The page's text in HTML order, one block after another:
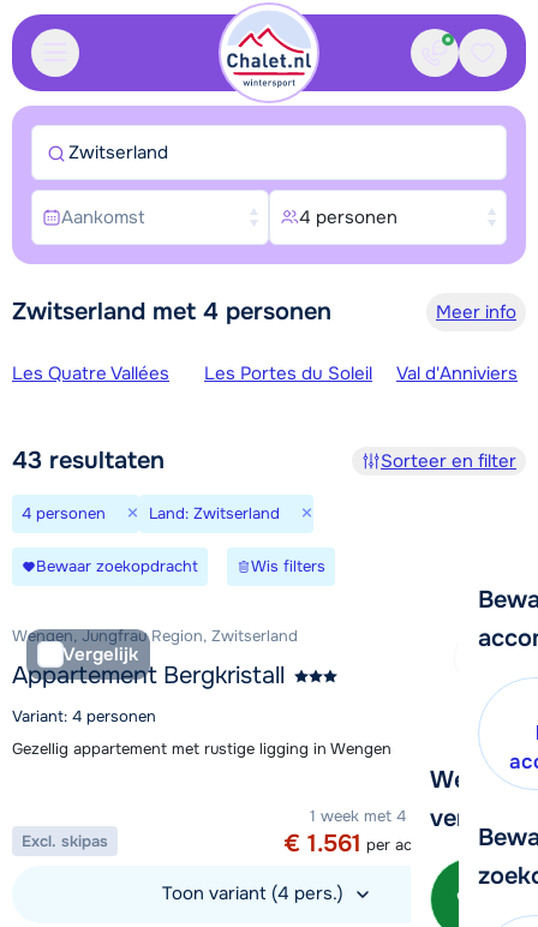
Contact
We
verder!
Bel
Zwitserland met 4 personen Meer info
Skigebieden
Les Quatre Vallées Les Portes du Soleil Val d'Anniviers
43 resultaten Sorteer en filter
4 personen × Land: Zwitserland ×
Bewaar zoekopdracht Wis filters
Vergelijk
Wengen, Jungfrau Region, Zwitserland
Appartement Bergkristall
Variant: 4 personen
Gezellig appartement met rustige ligging in Wengen
Aanbieding
1 week met 4 personen vanaf
€ 1.561 per accommodatie
Excl. skipas
Toon variant (4 pers.)
Zwitserland
Aankomst 4 personen